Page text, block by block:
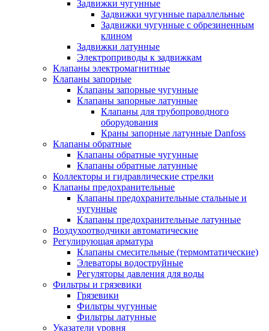
Задвижки чугунные
Задвижки чугунные параллельные
Задвижки чугунные с обрезиненным
клином
Задвижки латунные
Электроприводы к задвижкам
Клапаны электромагнитные
Клапаны запорные
Клапаны запорные чугунные
Клапаны запорные латунные
Клапаны для трубопроводного
оборудования
Краны запорные латунные Danfoss
Клапаны обратные
Клапаны обратные чугунные
Клапаны обратные латунные
Коллекторы и гидравлические стрелки
Клапаны предохранительные
Клапаны предохранительные стальные и
чугунные
Клапаны предохранительные латунные
Воздухоотводчики автоматические
Регулирующая арматура
Клапаны смесительные (термомтатические)
Элеваторы водоструйные
Регуляторы давления для воды
Фильтры и грязевики
Грязевики
Фильтры чугунные
Фильтры латунные
Указатели уровня